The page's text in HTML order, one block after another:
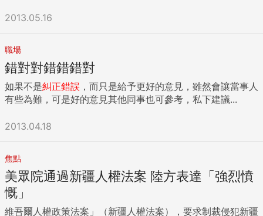
當同仁覺得主管認同他的時候，比較會放下心防，這時候主管
建立的是「共同的善意」。在同仁轉換到「另一種大腦」後，
也比較願意聽進主管接下來要說的話。 Ｃ.我相信你不是OOO
的人…… 當同仁的態度和緩時，主管就要開始協助調整「相應
的價值觀」，例如文章前面所說，針對「自以為是的新業務」
以及「出現成見的小主管」， 針對「自以為是的新業務」，大
主管可以這樣說：我相信你不是「自以為是」的人，剛進到公
過直接，以致於善意被誤解，我相信聰明的你知道接下來該怎
切的教導他們，這點我非常欣賞。你也越來越成熟，一定知道
現在的年輕人需要耐心，你可以理解我的想法嗎？ 對於新同仁
的越級上報，同樣的手法可以參考：我相信你不是一個會隨意
「越級上報」的人，這次我有看到你的無奈，所以破例聽你的
意見，下次我就不能理你囉，以免別人說我不公平。你是我很
或「錯了」 完美主義傾向的孩子，一聽到「不」這個關鍵字，
女兒又穿錯鞋時，她只是說，「我剛剛叫妳把鞋子穿上。」這
時孩子會低頭看腳，自己發現她穿錯腳，換過來，因為是自己
發現的，就不會有被糾正的負面情緒。 2.給孩子一點消化情緒
的時間 任何人都不喜歡被糾正，這類型的孩子更是如此。即便
他們知道是自己的不對，爸媽有道理，但一時之間，情緒這一
所難免。若爸媽能給孩子一些時間，冷靜一下，孩子會比較能
接受。英文字J的問題，媽媽就用了這個方法。她不直接回應
女兒的情緒，只說，「現在時間不早了，妳如果不想改，就準
備上床睡覺吧！」接著就離開房間。沒多久，女兒拿著改好的
練習給她看，高興地上床睡覺了。 年紀小的孩子對情緒掌控還
不是很好，給他們多一些時間和空間，反而能達到預期的效
果。 3.讓孩子了解，「錯誤」沒什麼大不了 有一天，這位媽媽
2013.05.16
職場
錯對對錯錯錯對
如果不是糾正錯誤 ，而只是給予更好的意見，雖然會讓當事人
有些為難，可是好的意見其他同事也可參考，私下建議...
2013.04.18
焦點
美眾院通過新疆人權法案 陸方表達「強烈憤
慨」
維吾爾人權政策法案」（新疆人權法案），要求制裁侵犯新疆